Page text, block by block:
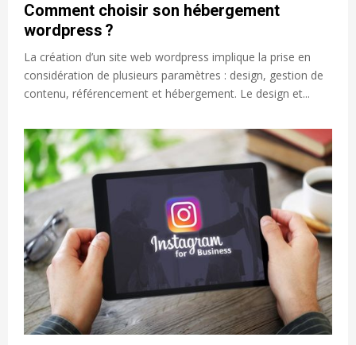
Comment choisir son hébergement
wordpress ?
La création d’un site web wordpress implique la prise en
considération de plusieurs paramètres : design, gestion de
contenu, référencement et hébergement. Le design et...